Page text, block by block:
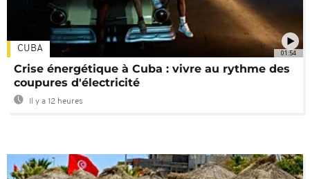
01:54
CUBA
Crise énergétique à Cuba : vivre au rythme des
coupures d'électricité
Il y a 12 heures